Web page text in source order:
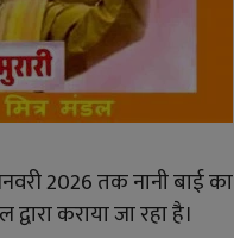
2026 तक नानी बाई का
कराया जा रहा है।